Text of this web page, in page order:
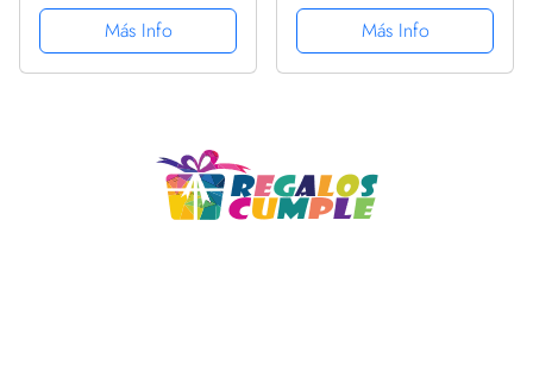
cumpleaños, taza
novedosa – Taza de café
de cerámica, taza extra
Más Info
325 ml de y te, cafe,
oficina, trabajo en casa
Más Info